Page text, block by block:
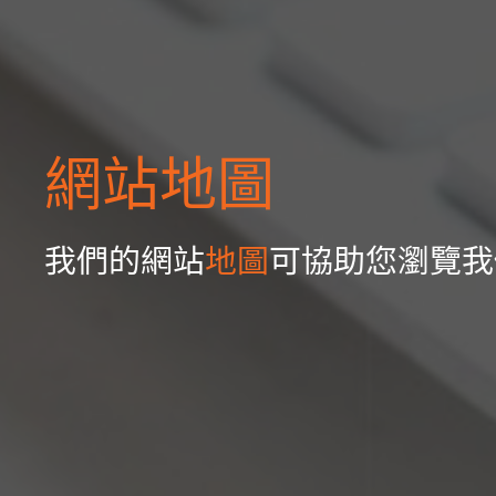
網站地圖
我們的網站地圖可協助您瀏覽